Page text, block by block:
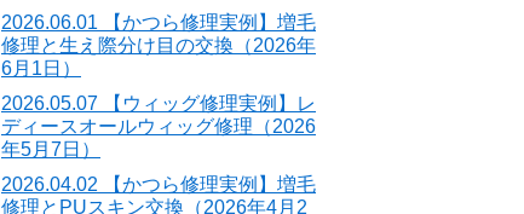
2026.06.01 【かつら修理実例】増毛
修理と生え際分け目の交換（2026年
6月1日）
2026.05.07 【ウィッグ修理実例】レ
ディースオールウィッグ修理（2026
年5月7日）
2026.04.02 【かつら修理実例】増毛
修理とPUスキン交換（2026年4月2